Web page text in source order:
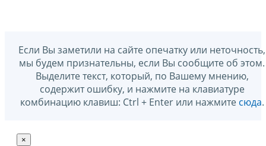
Если Вы заметили на сайте опечатку или неточность,
мы будем признательны, если Вы сообщите об этом.
Выделите текст, который, по Вашему мнению,
содержит ошибку, и нажмите на клавиатуре
комбинацию клавиш: Ctrl + Enter или нажмите сюда.
×